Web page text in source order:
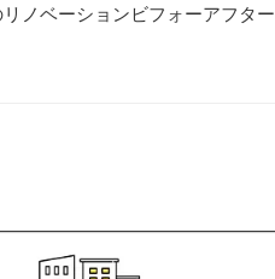
ノベーションビフォーアフター